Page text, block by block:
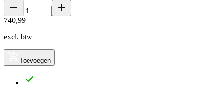
740,99
excl. btw
Toevoegen